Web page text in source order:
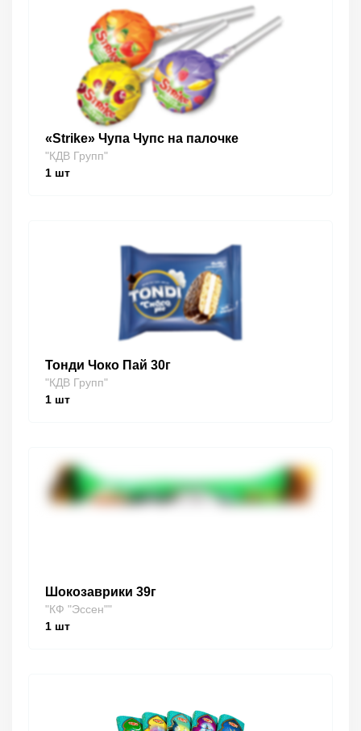
«Strike» Чупа Чупс на палочке
"КДВ Групп"
1 шт
Тонди Чоко Пай 30г
"КДВ Групп"
1 шт
Шокозаврики 39г
"КФ "Эссен""
1 шт